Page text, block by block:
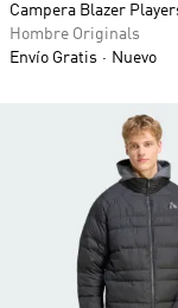
Campera Blazer
Hombre Originals
Envío Gratis
Nuevo